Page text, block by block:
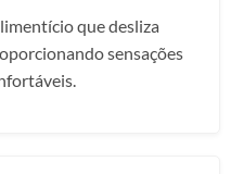
que desliza
sensações